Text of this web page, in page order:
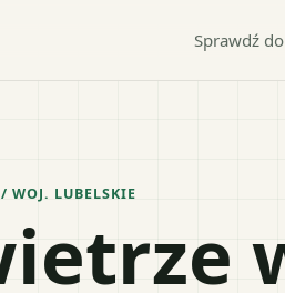
Sprawdź
/ WOJ. LUBELSKIE